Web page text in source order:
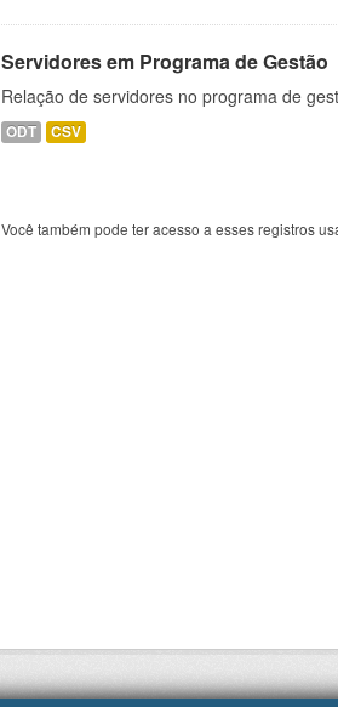
Servidores em Programa de Gestão
Relação de servidores no programa de
ODT CSV
Você também pode ter acesso a esses registros